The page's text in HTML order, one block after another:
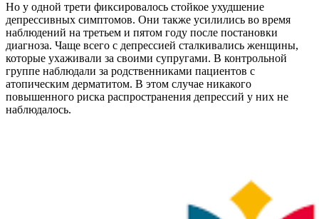
Но у одной трети фиксировалось стойкое ухудшение
депрессивных симптомов. Они также усилились во время
наблюдений на третьем и пятом году после постановки
диагноза. Чаще всего с депрессией сталкивались женщины,
которые ухаживали за своими супругами. В контрольной
группе наблюдали за родственниками пациентов с
атопическим дерматитом. В этом случае никакого
повышенного риска распространения депрессий у них не
наблюдалось.